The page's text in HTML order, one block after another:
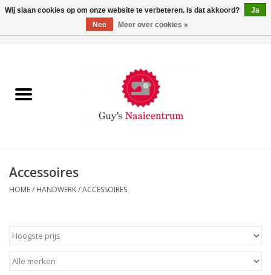
Machines
Paspoppen
Opbergsystemen
Accessoires
HOME/ HANDWERK/ACCESSOIRES
Wij slaan cookies op om onze website te verbeteren. Is dat akkoord?
Ja
Nee
Meer over cookies »